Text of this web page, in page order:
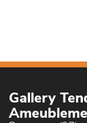
Gallery